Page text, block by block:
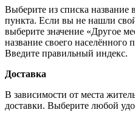
Выберите из списка название
пункта. Если вы не нашли
выберите значение «Другое
название своего населённого
Введите правильный индекс.
Доставка
В зависимости от места
доставки. Выберите любой